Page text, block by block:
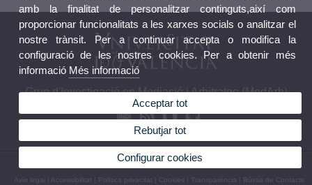
Grup d'Investigació en Mediació i Arbitratge (MedArb)
© 2026 UV. - Avda. dels Tarongers s/n
Avís legal Accessibilitat Política privacitat Cookies Transparència Bùstia de Contacte
amb la finalitat de personalitzar continguts,així com
proporcionar funcionalitats a les xarxes socials o analitzar el
nostre trànsit. Per a continuar accepta o modifica la
configuració de les nostres cookies. Per a obtenir més
informació Més informació
Acceptar tot
Rebutjar tot
Configurar cookies